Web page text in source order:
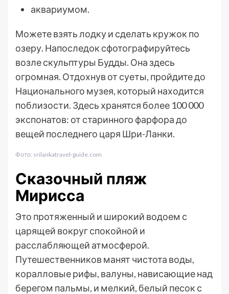
аквариумом.
Можете взять лодку и сделать кружок по
озеру. Напоследок сфотографируйтесь
возле скульптуры Будды. Она здесь
огромная. Отдохнув от суеты, пройдите до
Национального музея, который находится
поблизости. Здесь хранятся более 100 000
экспонатов: от старинного фарфора до
вещей последнего царя Шри-Ланки.
Фото: srilankatravel-guide.com
Сказочный пляж
Мирисса
Это протяженный и широкий водоем с
царящей вокруг спокойной и
расслабляющей атмосферой.
Путешественников манят чистота воды,
коралловые рифы, валуны, нависающие над
берегом пальмы, и мелкий, белый песок с